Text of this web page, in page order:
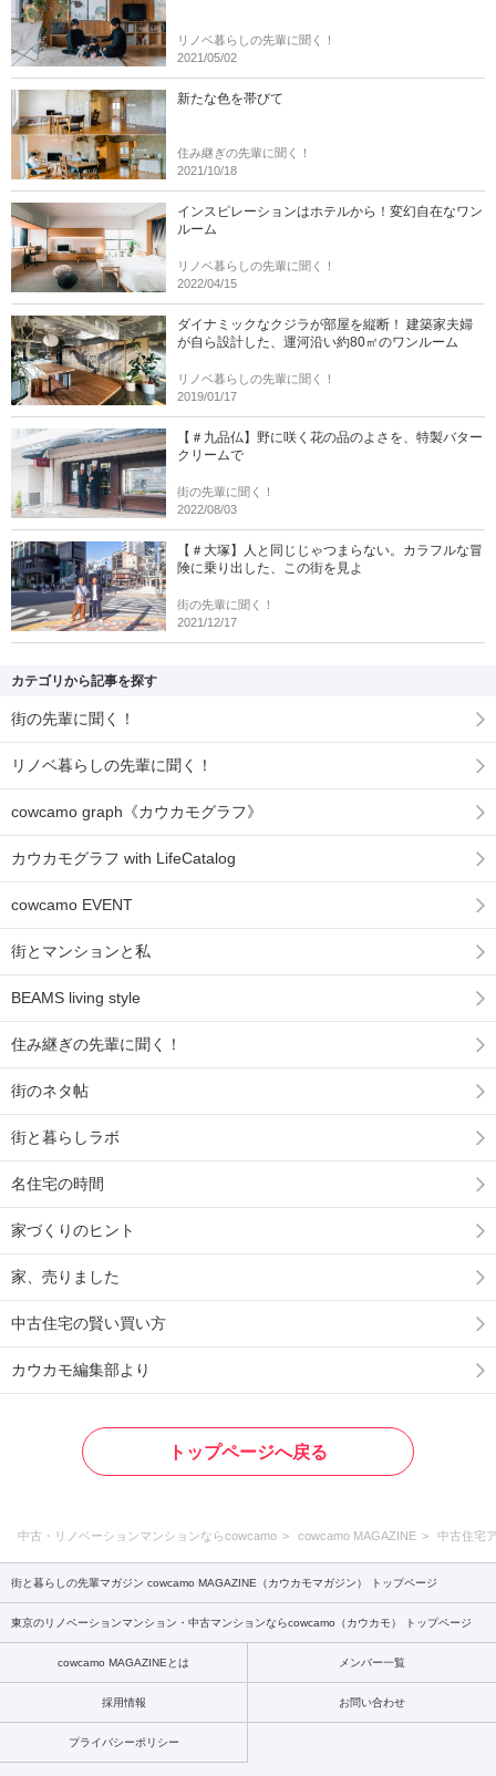
リノベ暮らしの先輩に聞く！
2021/05/02
新たな色を帯びて
住み継ぎの先輩に聞く！
2021/10/18
インスピレーションはホテルから！変幻自在なワン
ルーム
リノベ暮らしの先輩に聞く！
2022/04/15
ダイナミックなクジラが部屋を縦断！ 建築家夫婦
が自ら設計した、運河沿い約80㎡のワンルーム
リノベ暮らしの先輩に聞く！
2019/01/17
【＃九品仏】野に咲く花の品のよさを、特製バター
クリームで
街の先輩に聞く！
2022/08/03
【＃大塚】人と同じじゃつまらない。カラフルな冒
険に乗り出した、この街を見よ
街の先輩に聞く！
2021/12/17
カテゴリから記事を探す
街の先輩に聞く！
リノベ暮らしの先輩に聞く！
cowcamo graph《カウカモグラフ》
カウカモグラフ with LifeCatalog
cowcamo EVENT
街とマンションと私
BEAMS living style
住み継ぎの先輩に聞く！
街のネタ帖
街と暮らしラボ
名住宅の時間
家づくりのヒント
家、売りました
中古住宅の賢い買い方
カウカモ編集部より
トップページへ戻る
中古・リノベーションマンションならcowcamo cowcamo MAGAZINE 中古住宅
街と暮らしの先輩マガジン cowcamo MAGAZINE（カウカモマガジン） トップページ
東京のリノベーションマンション・中古マンションならcowcamo（カウカモ） トップページ
cowcamo MAGAZINEとは メンバー一覧
採用情報 お問い合わせ
プライバシーポリシー